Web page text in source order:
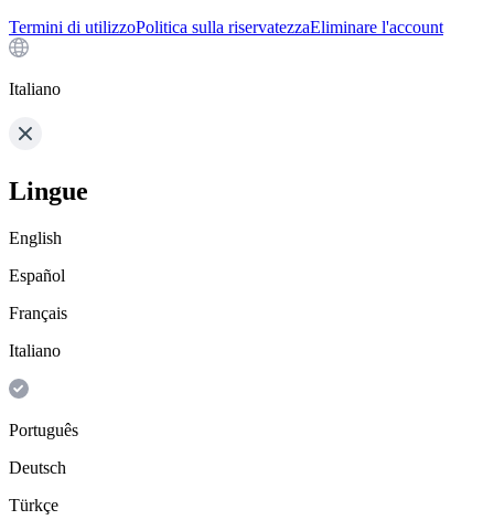
Termini di utilizzoPolitica sulla riservatezzaEliminare l'account
Italiano
Lingue
English
Español
Français
Italiano
Português
Deutsch
Türkçe